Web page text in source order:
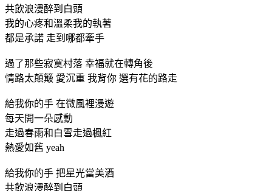
共飲浪漫醉到白頭
我的心疼和溫柔我的執著
都是承諾 走到哪都牽手
過了那些寂寞村落 幸福就在轉角後
情路太顛簸 愛沉重 我背你 選有花的路走
給我你的手 在微風裡漫遊
每天開一朵感動
走過春雨和白雪走過楓紅
熱愛如舊 yeah
給我你的手 把星光當美酒
共飲浪漫醉到白頭